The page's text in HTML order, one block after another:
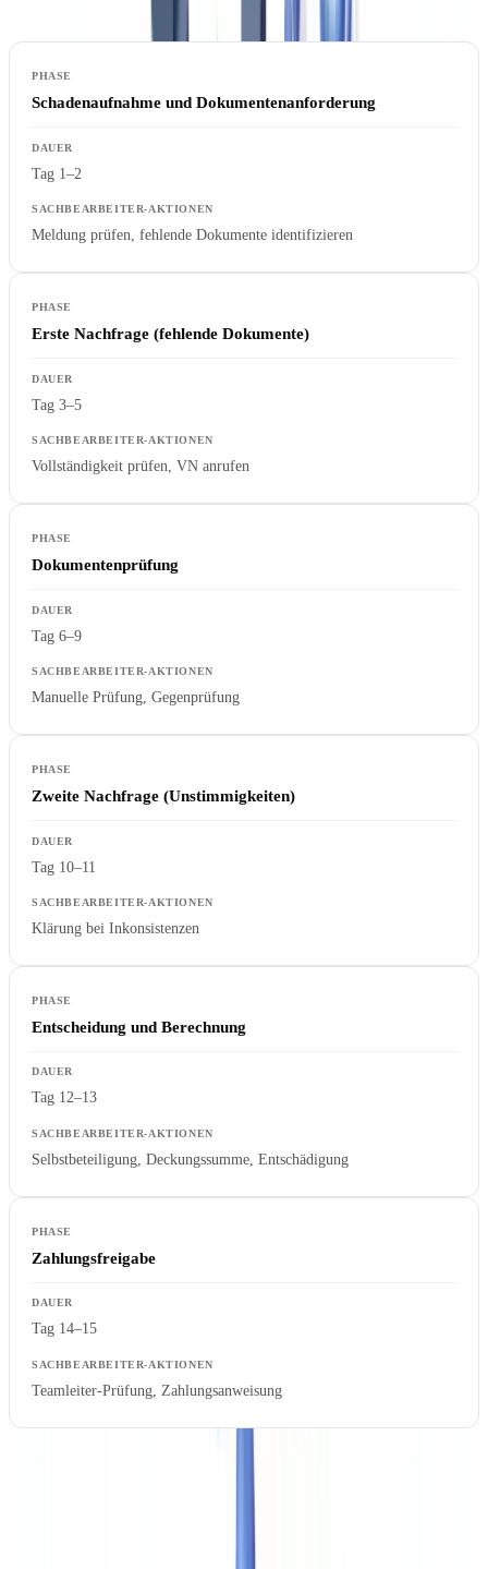
Schadenaufnahme und Dokumentenanforderung
Tag 1–2
Meldung prüfen, fehlende Dokumente identifizieren
Erste Nachfrage (fehlende Dokumente)
Tag 3–5
Vollständigkeit prüfen, VN anrufen
Dokumentenprüfung
Tag 6–9
Manuelle Prüfung, Gegenprüfung
Zweite Nachfrage (Unstimmigkeiten)
Tag 10–11
Klärung bei Inkonsistenzen
Entscheidung und Berechnung
Tag 12–13
Selbstbeteiligung, Deckungssumme, Entschädigung
Zahlungsfreigabe
Tag 14–15
Teamleiter-Prüfung, Zahlungsanweisung